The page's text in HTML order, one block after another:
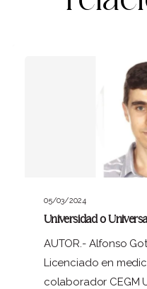
05/03/2024
Universidad o
AUTOR.- Alfonso
Licenciado en
colaborador CEGM